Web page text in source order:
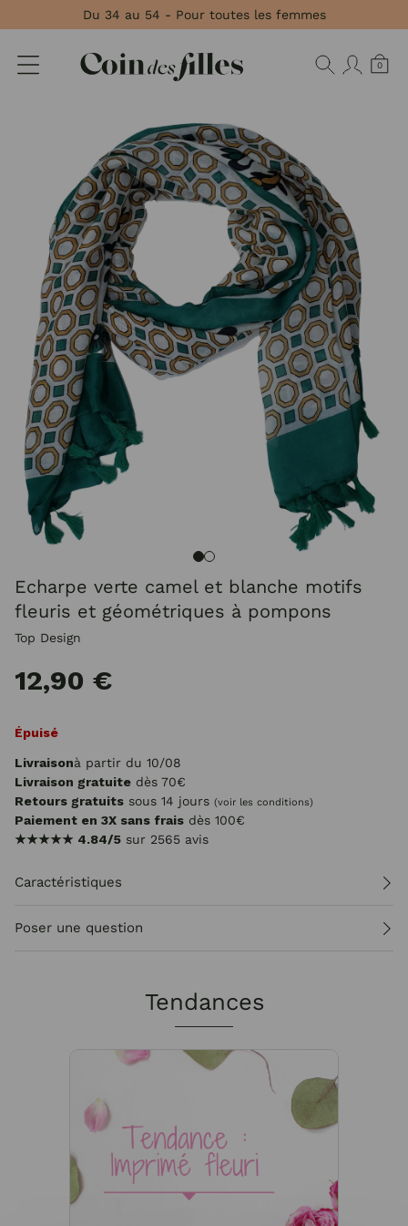
Du 34 au 54 - Pour toutes les femmes
0
Echarpe verte camel et blanche motifs
fleuris et géométriques à pompons
Top Design
12,90 €
Épuisé
Livraisonà partir du 10/08
Livraison gratuite dès 70€
Retours gratuits sous 14 jours (voir les conditions)
Paiement en 3X sans frais dès 100€
★★★★★ 4.84/5 sur 2565 avis
Caractéristiques
Poser une question
Tendances
Panneau de gestion des cookies